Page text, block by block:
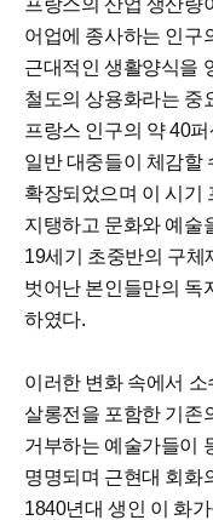
프랑스의 산업 생산량
어업에 종사하는 인구
근대적인 생활양식을
철도의 상용화라는 중
프랑스 인구의 약 40
일반 대중들이 체감할
확장되었으며 이 시기
지탱하고 문화와 예술
19세기 초중반의 구체
벗어난 본인들만의 독
하였다.
이러한 변화 속에서
살롱전을 포함한 기존
거부하는 예술가들이
명명되며 근현대 회화
1840년대 생인 이 화